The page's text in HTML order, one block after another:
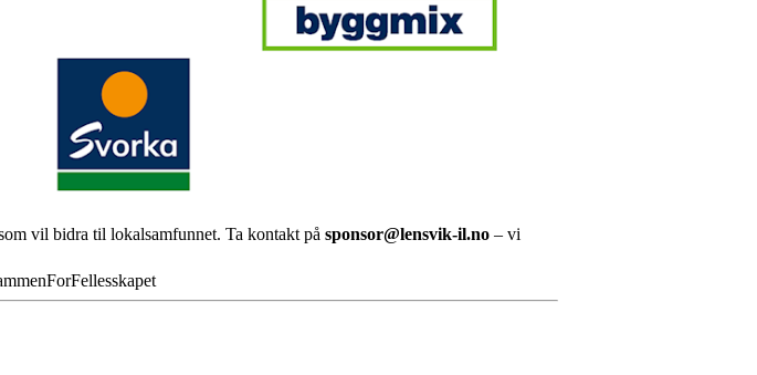
vil bidra til lokalsamfunnet. Ta kontakt på sponsor@lensvik-il.no – vi